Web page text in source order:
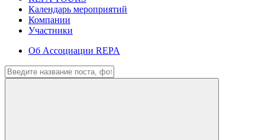
Календарь мероприятий
Компании
Участники
Об Ассоциации REPA